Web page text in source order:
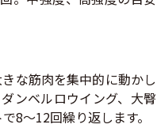
な筋肉を集中的に動かし
ンベルロウイング、大臀
8〜12回繰り返します。